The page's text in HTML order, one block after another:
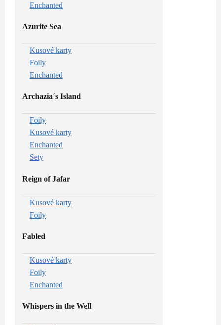
Enchanted
Azurite Sea
Kusové karty
Foily
Enchanted
Archazia´s Island
Foily
Kusové karty
Enchanted
Sety
Reign of Jafar
Kusové karty
Foily
Fabled
Kusové karty
Foily
Enchanted
Whispers in the Well